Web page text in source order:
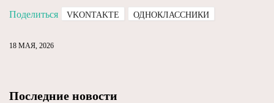
Поделиться VKONTAKTE ОДНОКЛАССНИКИ
18 МАЯ, 2026
Последние новости